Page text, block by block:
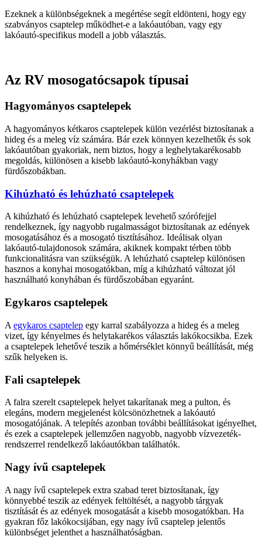
Ezeknek a különbségeknek a megértése segít eldönteni, hogy egy
szabványos csaptelep működhet-e a lakóautóban, vagy egy
lakóautó-specifikus modell a jobb választás.
Az RV mosogatócsapok típusai
Hagyományos csaptelepek
A hagyományos kétkaros csaptelepek külön vezérlést biztosítanak a
hideg és a meleg víz számára. Bár ezek könnyen kezelhetők és sok
lakóautóban gyakoriak, nem biztos, hogy a leghelytakarékosabb
megoldás, különösen a kisebb lakóautó-konyhákban vagy
fürdőszobákban.
Kihúzható és lehúzható csaptelepek
A kihúzható és lehúzható csaptelepek levehető szórófejjel
rendelkeznek, így nagyobb rugalmasságot biztosítanak az edények
mosogatásához és a mosogató tisztításához. Ideálisak olyan
lakóautó-tulajdonosok számára, akiknek kompakt térben több
funkcionalitásra van szükségük. A lehúzható csaptelep különösen
hasznos a konyhai mosogatókban, míg a kihúzható változat jól
használható konyhában és fürdőszobában egyaránt.
Egykaros csaptelepek
A egykaros csaptelep egy karral szabályozza a hideg és a meleg
vizet, így kényelmes és helytakarékos választás lakókocsikba. Ezek
a csaptelepek lehetővé teszik a hőmérséklet könnyű beállítását, még
szűk helyeken is.
Fali csaptelepek
A falra szerelt csaptelepek helyet takarítanak meg a pulton, és
elegáns, modern megjelenést kölcsönözhetnek a lakóautó
mosogatójának. A telepítés azonban további beállításokat igényelhet,
és ezek a csaptelepek jellemzően nagyobb, nagyobb vízvezeték-
rendszerrel rendelkező lakóautókban találhatók.
Nagy ívű csaptelepek
A nagy ívű csaptelepek extra szabad teret biztosítanak, így
könnyebbé teszik az edények feltöltését, a nagyobb tárgyak
tisztítását és az edények mosogatását a kisebb mosogatókban. Ha
gyakran főz lakókocsijában, egy nagy ívű csaptelep jelentős
különbséget jelenthet a használhatóságban.